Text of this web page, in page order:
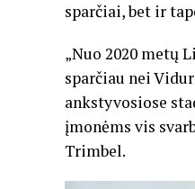
sparčiai, bet ir
„Nuo 2020 metų
sparčiau nei
ankstyvosiose
įmonėms vis
Trimbel.